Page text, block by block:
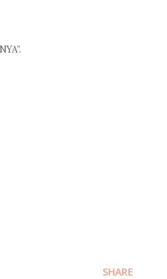
SHARE